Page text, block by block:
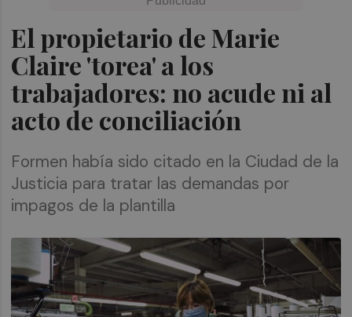
El propietario de Marie
Claire 'torea' a los
trabajadores: no acude ni al
acto de conciliación
Formen había sido citado en la Ciudad de la
Justicia para tratar las demandas por
impagos de la plantilla